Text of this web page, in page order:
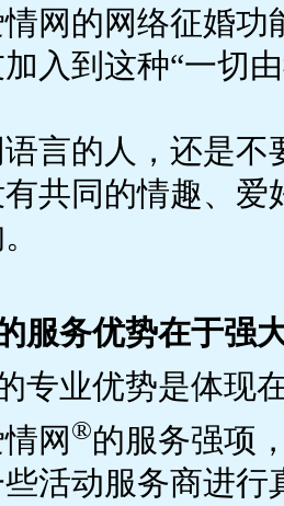
情网的网络征婚
入到这种“一切
言的人，还是
共同的情趣、
服务优势在于强
专业优势是体现
网 ®的服务强项
活动服务商进